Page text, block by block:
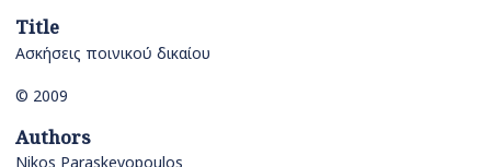
Title
Ασκήσεις ποινικού δικαίου
© 2009
Authors
Nikos Paraskevopoulos